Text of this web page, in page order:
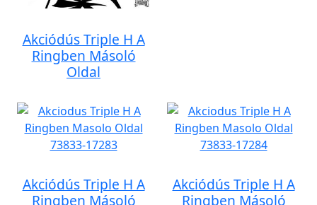
Akciódús Triple H A
Ringben Másoló
Oldal
Akciódús Triple H A
Ringben Másoló
Akciódús Triple H A
Ringben Másoló